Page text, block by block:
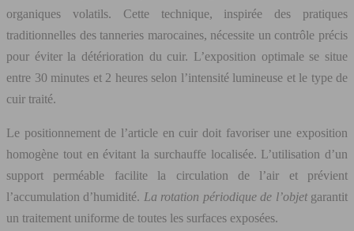
organiques volatils. Cette technique, inspirée des pratiques
traditionnelles des tanneries marocaines, nécessite un contrôle précis
pour éviter la détérioration du cuir. L’exposition optimale se situe
entre 30 minutes et 2 heures selon l’intensité lumineuse et le type de
cuir traité.
Le positionnement de l’article en cuir doit favoriser une exposition
homogène tout en évitant la surchauffe localisée. L’utilisation d’un
support perméable facilite la circulation de l’air et prévient
l’accumulation d’humidité. La rotation périodique de l’objet garantit
un traitement uniforme de toutes les surfaces exposées.